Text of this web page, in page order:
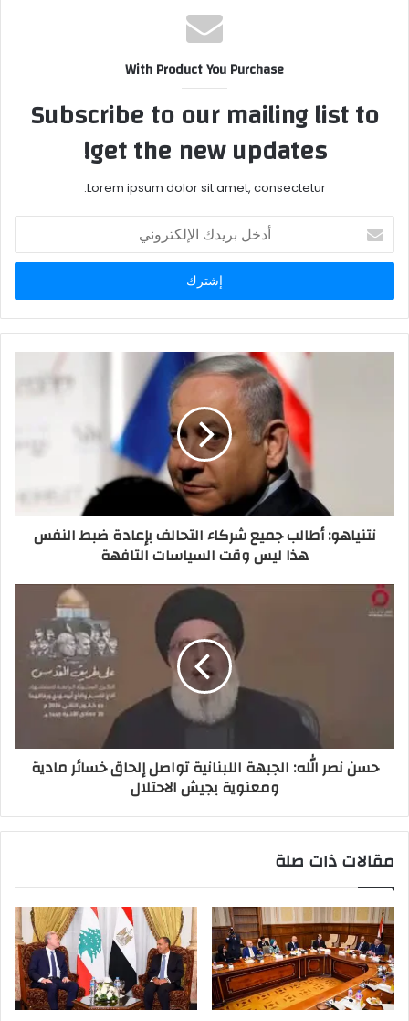
With Product You Purchase
Subscribe to our mailing list to
get the new updates!
Lorem ipsum dolor sit amet, consectetur.
أدخل
بريدك
الإلكتروني
نتنياهو: أطالب جميع شركاء التحالف بإعادة ضبط النفس
هذا ليس وقت السياسات التافهة
حسن نصر الله: الجبهة اللبنانية تواصل إلحاق خسائر مادية
ومعنوية بجيش الاحتلال
مقالات ذات صلة